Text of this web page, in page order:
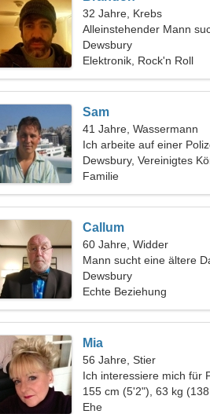
32 Jahre, Krebs
Alleinstehender Mann
Dewsbury
Elektronik, Rock'n Roll
Sam
41 Jahre, Wassermann
Ich arbeite auf einer
brauche eine charmante
Dewsbury, Vereinigtes
Familie
Callum
60 Jahre, Widder
Mann sucht eine ältere
Dewsbury
Echte Beziehung
Mia
56 Jahre, Stier
Ich interessiere mich für
Klavier
155 cm (5'2"), 63 kg
Ehe